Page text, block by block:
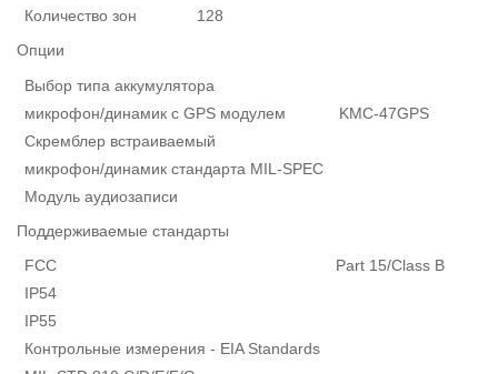
Количество зон
128
Опции
Выбор типа аккумулятора
микрофон/динамик с GPS модулем
KMC-47GPS
Скремблер встраиваемый
микрофон/динамик стандарта MIL-SPEC
Модуль аудиозаписи
Поддерживаемые стандарты
FCC
Part 15/Class B
IP54
IP55
Контрольные измерения - EIA Standards